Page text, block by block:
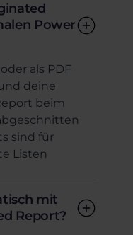
Power
als PDF
deine
beim
sind für
Listen
mit
Report?